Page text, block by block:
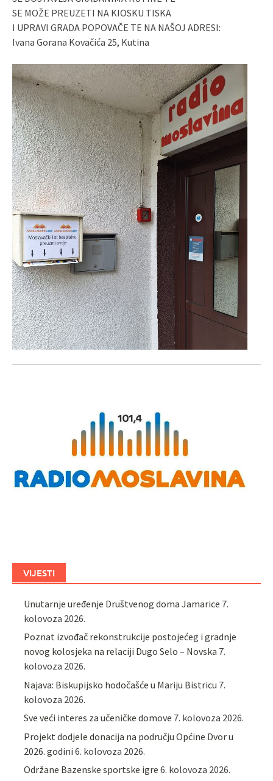
SE MOŽE PREUZETI NA KIOSKU TISKA
I UPRAVI GRADA POPOVAČE TE NA NAŠOJ ADRESI:
Ivana Gorana Kovačića 25, Kutina
VIJESTI
Unutarnje uređenje Društvenog doma Jamarice 7.
kolovoza 2026.
Poznat izvođač rekonstrukcije postojećeg i gradnje
novog kolosjeka na relaciji Dugo Selo – Novska 7.
kolovoza 2026.
Najava: Biskupijsko hodočašće u Mariju Bistricu 7.
kolovoza 2026.
Sve veći interes za učeničke domove 7. kolovoza 2026.
Projekt dodjele donacija na području Općine Dvor u
2026. godini 6. kolovoza 2026.
Održane Bazenske sportske igre 6. kolovoza 2026.